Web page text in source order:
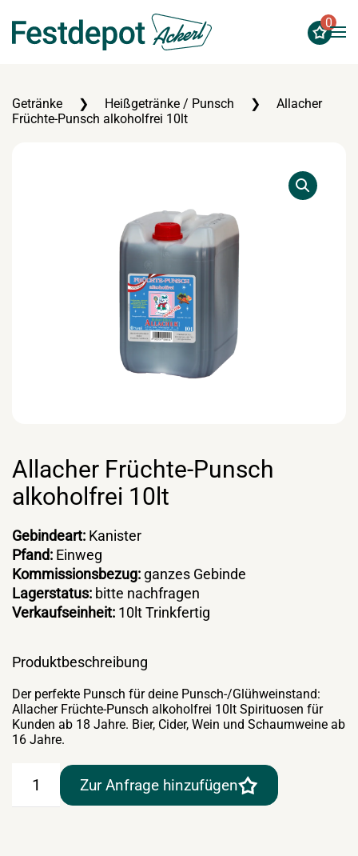
Zum Hauptinhalt springen
0
Getränke Heißgetränke / Punsch
Allacher
Früchte-Punsch alkoholfrei 10lt
Allacher Früchte-Punsch
alkoholfrei 10lt
Gebindeart: Kanister
Pfand: Einweg
Kommissionsbezug: ganzes Gebinde
Lagerstatus: bitte nachfragen
Verkaufseinheit: 10lt Trinkfertig
Produktbeschreibung
Der perfekte Punsch für deine Punsch-/Glühweinstand:
Allacher Früchte-Punsch alkoholfrei 10lt Spirituosen für
Kunden ab 18 Jahre. Bier, Cider, Wein und Schaumweine ab
16 Jahre.
Früchte-
Zur Anfrage hinzufügen